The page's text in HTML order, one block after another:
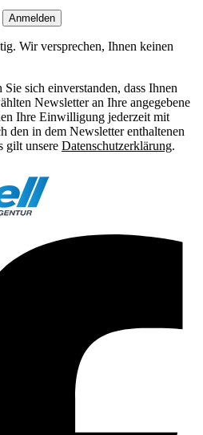
Anmelden
Wir versprechen, Ihnen keinen
sich einverstanden, dass Ihnen
Newsletter an Ihre angegebene
Ihre Einwilligung jederzeit mit
in dem Newsletter enthaltenen
gilt unsere Datenschutzerklärung.